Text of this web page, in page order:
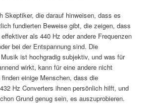
Skeptiker, die darauf hinweisen, dass es
fundierten Beweise gibt, die zeigen, dass
als 440 Hz oder andere Frequenzen
bei der Entspannung sind. Die
ist hochgradig subjektiv, und was für
wirkt, kann für eine andere nicht
einige Menschen, dass die
Hz Converters ihnen persönlich hilft, und
Grund genug sein, es auszuprobieren.